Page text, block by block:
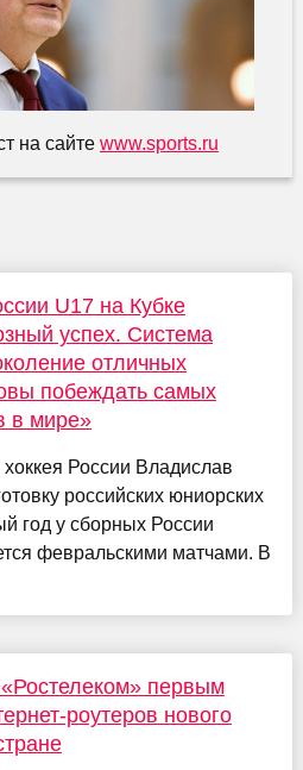
на сайте www.sports.ru
U17 на Кубке
успех. Система
отличных
побеждать самых
в мире»
России Владислав
российских юниорских
год у сборных России
февральскими матчами. В
первым
роутеров нового